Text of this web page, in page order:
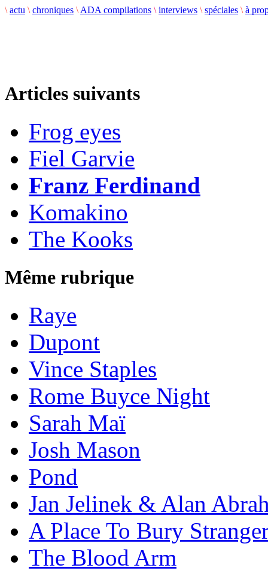
\ actu \ chroniques \ ADA compilations \ interviews \ spéciales \ à
Articles suivants
Frog eyes
Fiel Garvie
Franz Ferdinand
Komakino
The Kooks
Même rubrique
Raye
Dupont
Vince Staples
Rome Buyce Night
Sarah Maï
Josh Mason
Pond
Jan Jelinek & Alan
A Place To Bury
The Blood Arm